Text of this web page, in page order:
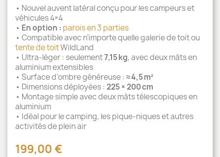
• Nouvel auvent latéral conçu pour les campeurs et
véhicules 4×4
• En option : parois en 3 parties
• Compatible avec n’importe quelle galerie de toit ou
tente de toitWildLand
• Ultra‑léger : seulement7,15 kg, avec deux mâts en
aluminium extensibles
• Surface d’ombre généreuse : ≈ 4,5 m²
• Dimensions déployées : 225 × 200 cm
• Montage simple avec deux mâts télescopiques en
aluminium
• Idéal pour le camping, les pique‑niques et autres
activités de plein air
199,00 €